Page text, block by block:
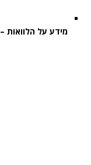
מידע על הלוואות –